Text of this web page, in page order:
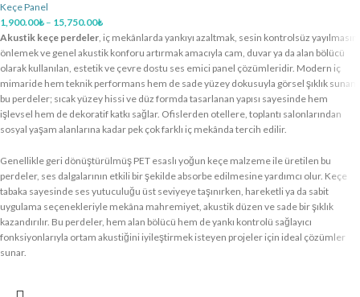
Keçe Panel
1,900.00₺ – 15,750.00₺
Akustik keçe perdeler, iç mekânlarda yankıyı azaltmak, sesin kontrolsüz yayılmasını
önlemek ve genel akustik konforu artırmak amacıyla cam, duvar ya da alan bölücü
olarak kullanılan, estetik ve çevre dostu ses emici panel çözümleridir. Modern iç
mimaride hem teknik performans hem de sade yüzey dokusuyla görsel şıklık sunan
bu perdeler; sıcak yüzey hissi ve düz formda tasarlanan yapısı sayesinde hem
işlevsel hem de dekoratif katkı sağlar. Ofislerden otellere, toplantı salonlarından
sosyal yaşam alanlarına kadar pek çok farklı iç mekânda tercih edilir.
Genellikle geri dönüştürülmüş PET esaslı yoğun keçe malzeme ile üretilen bu
perdeler, ses dalgalarının etkili bir şekilde absorbe edilmesine yardımcı olur. Keçe
tabaka sayesinde ses yutuculuğu üst seviyeye taşınırken, hareketli ya da sabit
uygulama seçenekleriyle mekâna mahremiyet, akustik düzen ve sade bir şıklık
kazandırılır. Bu perdeler, hem alan bölücü hem de yankı kontrolü sağlayıcı
fonksiyonlarıyla ortam akustiğini iyileştirmek isteyen projeler için ideal çözümler
sunar.